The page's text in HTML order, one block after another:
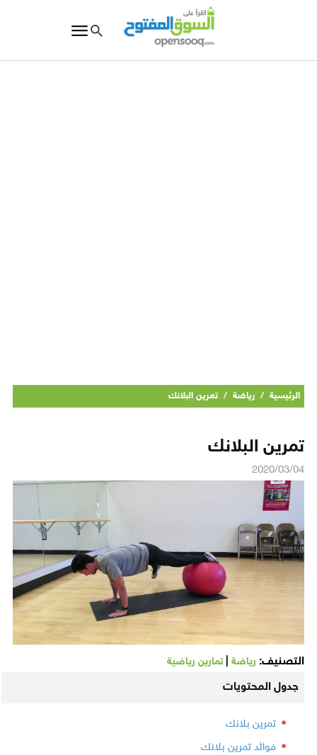
الرئيسية / رياضة / تمرين البلانك
تمرين البلانك
2020/03/04
التصنيف: رياضة|تمارين رياضية
جدول المحتويات
تمرين بلانك
فوائد تمرين بلانك